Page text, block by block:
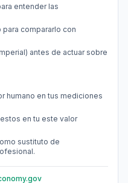
entender las
compararlo con
antes de actuar sobre
humano en tus mediciones
en tu este valor
sustituto de